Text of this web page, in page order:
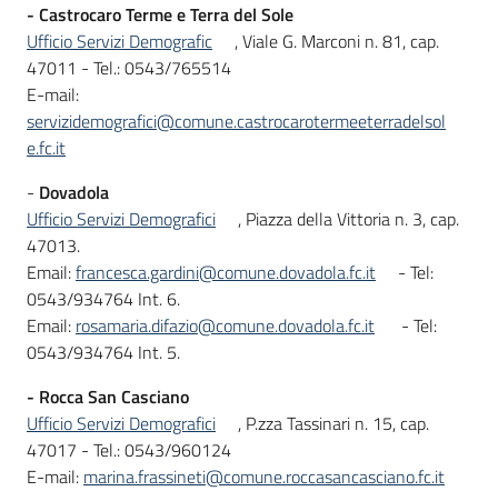
- Castrocaro Terme e Terra del Sole
Ufficio Servizi Demografic
, Viale G. Marconi n. 81, cap.
47011 - Tel.: 0543/765514
E-mail:
servizidemografici@comune.castrocarotermeeterradelsol
e.fc.it
- Dovadola
Ufficio Servizi Demografici
, Piazza della Vittoria n. 3, cap.
47013.
Email:francesca.gardini@comune.dovadola.fc.it
- Tel:
0543/934764 Int. 6.
Email: rosamaria.difazio@comune.dovadola.fc.it
- Tel:
0543/934764 Int. 5.
- Rocca San Casciano
Ufficio Servizi Demografici
, P.zza Tassinari n. 15, cap.
47017 - Tel.: 0543/960124
E-mail: marina.frassineti@comune.roccasancasciano.fc.it